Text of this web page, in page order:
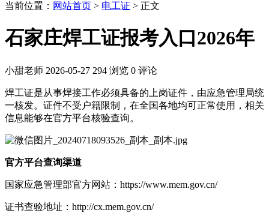
当前位置： 网站首页 > 电工证 > 正文
石家庄焊工证报考入口2026年
小甜老师 2026-05-27 294 浏览 0 评论
焊工证是从事焊接工作必须具备的上岗证件，由应急管理局统
一核发。证件不受户籍限制，在全国各地均可正常使用，相关
信息能够在官方平台核验查询。
官方平台查询渠道
国家应急管理部官方网站：https://www.mem.gov.cn/
证书查验地址：http://cx.mem.gov.cn/